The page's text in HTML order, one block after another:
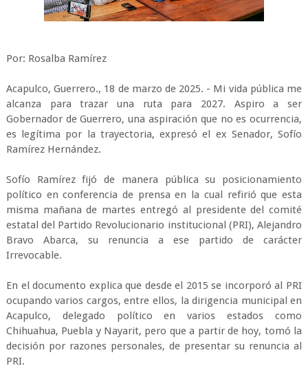
Por: Rosalba Ramírez
Acapulco, Guerrero., 18 de marzo de 2025. - Mi vida pública me
alcanza para trazar una ruta para 2027. Aspiro a ser
Gobernador de Guerrero, una aspiración que no es ocurrencia,
es legítima por la trayectoria, expresó el ex Senador, Sofío
Ramírez Hernández.
Sofío Ramírez fijó de manera pública su posicionamiento
político en conferencia de prensa en la cual refirió que esta
misma mañana de martes entregó al presidente del comité
estatal del Partido Revolucionario institucional (PRI), Alejandro
Bravo Abarca, su renuncia a ese partido de carácter
Irrevocable.
En el documento explica que desde el 2015 se incorporó al PRI
ocupando varios cargos, entre ellos, la dirigencia municipal en
Acapulco, delegado político en varios estados como
Chihuahua, Puebla y Nayarit, pero que a partir de hoy, tomó la
decisión por razones personales, de presentar su renuncia al
PRI.